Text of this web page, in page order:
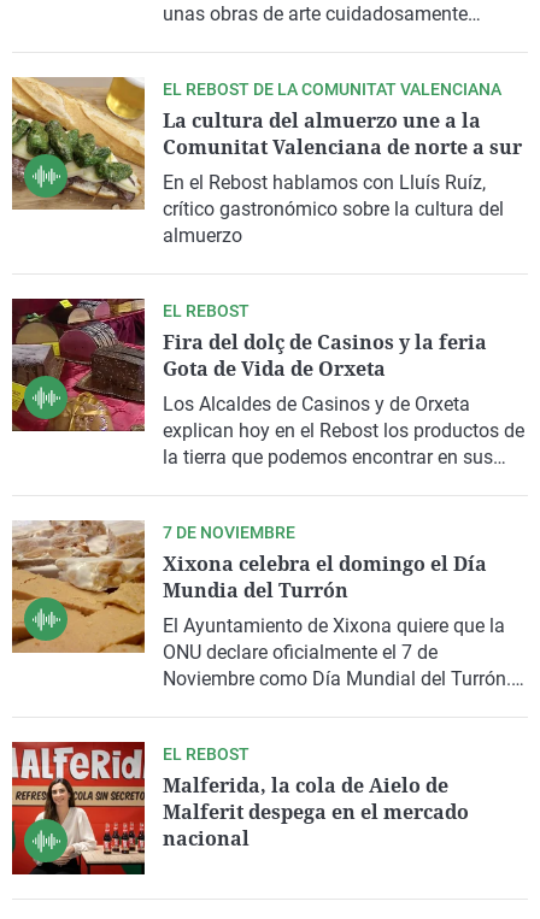
unas obras de arte cuidadosamente
internacional.
EL REBOST DE LA COMUNITAT VALENCIANA
La cultura del almuerzo une a la
Comunitat Valenciana de norte a sur
En el Rebost hablamos con Lluís Ruíz,
crítico gastronómico sobre la cultura del
almuerzo
EL REBOST
Fira del dolç de Casinos y la feria
Gota de Vida de Orxeta
Los Alcaldes de Casinos y de Orxeta
explican hoy en el Rebost los productos de
la tierra que podemos encontrar en sus
en Orxeta el próximo.
7 DE NOVIEMBRE
Xixona celebra el domingo el Día
Mundia del Turrón
El Ayuntamiento de Xixona quiere que la
ONU declare oficialmente el 7 de
Noviembre como Día Mundial del Turrón.
con numerosos actos.
EL REBOST
Malferida, la cola de Aielo de
Malferit despega en el mercado
nacional